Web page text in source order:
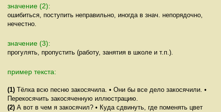
значение (2):
ошибиться, поступить неправильно, иногда в знач. непорядочно,
нечестно.
значение (3):
прогулять, пропустить (работу, занятия в школе и т.п.).
пример текста:
(1) Тёлка всю песню закосячила. • Они бы все дело закосячили. •
Перекосячить закосяченную иллюстрацию.
(2) А вот в чем я закосячил? • Куда сдвинуть, где поменять цвет